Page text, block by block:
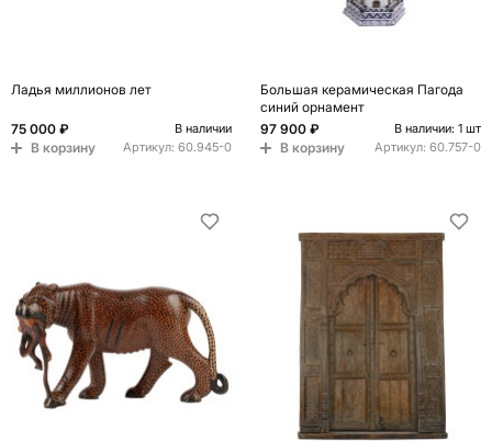
Ладья миллионов лет
75 000 ₽ В наличии
В корзину Артикул: 60.945-0
Большая керамическая Пагода
синий орнамент
97 900 ₽
В наличии: 1 шт
В корзину Артикул: 60.757-0